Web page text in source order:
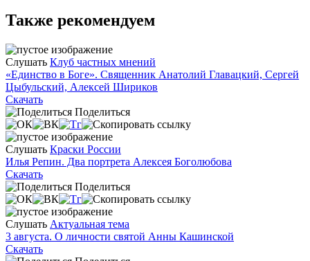
Также рекомендуем
Слушать Клуб частных мнений
«Единство в Боге». Священник Анатолий Главацкий, Сергей
Цыбульский, Алексей Шириков
Скачать
Поделиться
Слушать Краски России
Илья Репин. Два портрета Алексея Боголюбова
Скачать
Поделиться
Слушать Актуальная тема
3 августа. О личности святой Анны Кашинской
Скачать